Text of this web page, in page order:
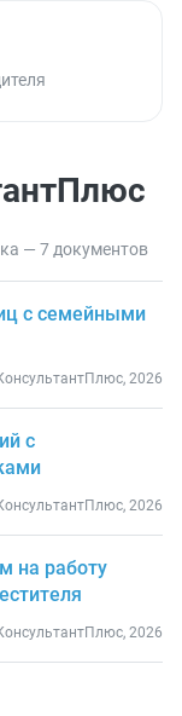
— 7 документов
с семейными
2026
с
2026
на работу
2026